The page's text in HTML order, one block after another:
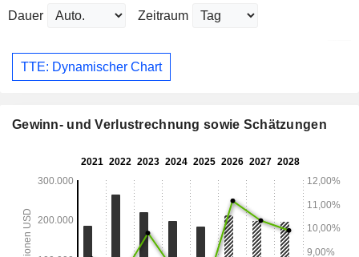
Dauer Zeitraum
TTE: Dynamischer Chart
Gewinn- und Verlustrechnung sowie Schätzungen